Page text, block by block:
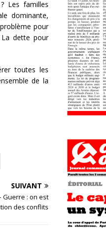
Les familles
dominante,
pour
La dette pour
toutes les
de la
SUIVANT
Guerre : on est
des conflits